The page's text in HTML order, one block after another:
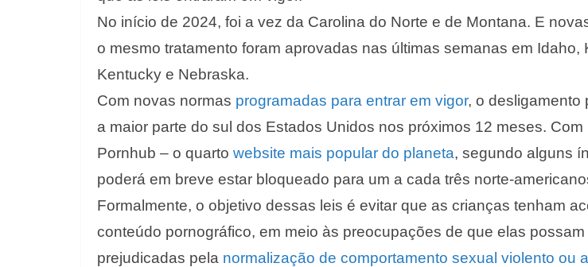
No início de 2024, foi a vez da Carolina do Norte e de Montana. E
o mesmo tratamento foram aprovadas nas últimas semanas em Idaho,
Kentucky e Nebraska.
Com novas normas programadas para entrar em vigor, o desligamento
a maior parte do sul dos Estados Unidos nos próximos 12 meses. Com
Pornhub – o quarto website mais popular do planeta, segundo alguns
poderá em breve estar bloqueado para um a cada três norte-
Formalmente, o objetivo dessas leis é evitar que as crianças tenham
conteúdo pornográfico, em meio às preocupações de que elas possam
prejudicadas pela normalização de comportamento sexual violento ou